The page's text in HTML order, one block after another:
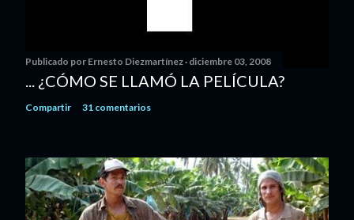
Publicado por Ernesto Diezmartínez diciembre 03, 2008
... ¿CÓMO SE LLAMÓ LA PELÍCULA?
Compartir 31 comentarios